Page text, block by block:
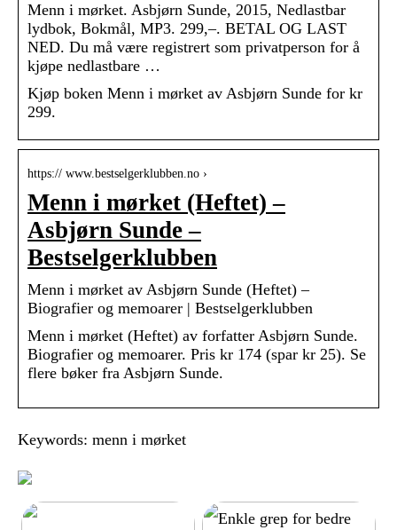
Menn i mørket. Asbjørn Sunde, 2015, Nedlastbar
lydbok, Bokmål, MP3. 299,–. BETAL OG LAST
NED. Du må være registrert som privatperson for å
kjøpe nedlastbare …
Kjøp boken Menn i mørket av Asbjørn Sunde for kr
299.
https:// www.bestselgerklubben.no ›
Menn i mørket (Heftet) –
Asbjørn Sunde –
Bestselgerklubben
Menn i mørket av Asbjørn Sunde (Heftet) –
Biografier og memoarer | Bestselgerklubben
Menn i mørket (Heftet) av forfatter Asbjørn Sunde.
Biografier og memoarer. Pris kr 174 (spar kr 25). Se
flere bøker fra Asbjørn Sunde.
Keywords: menn i mørket